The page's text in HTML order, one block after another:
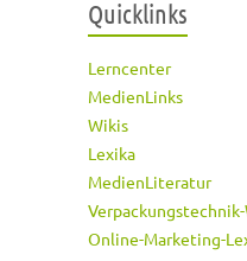
Quicklinks
Lerncenter
MedienLinks
Wikis
Lexika
MedienLiteratur
Online-Marketing-